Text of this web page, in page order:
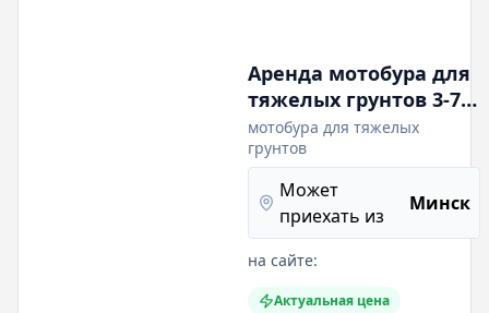
Аренда мотобура для
тяжелых грунтов 3-7.5
л.с. 200 куб, 10 л.с.
глубина до 2.5 метров
мотобура для тяжелых
грунтов
Может
приехать из
Минск
на сайте:
Актуальная цена